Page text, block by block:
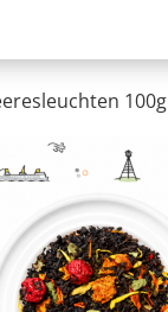
100g